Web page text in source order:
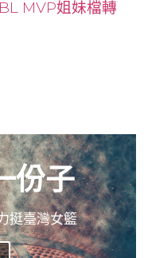
MVP姐妹檔轉
份子
挺臺灣女籃